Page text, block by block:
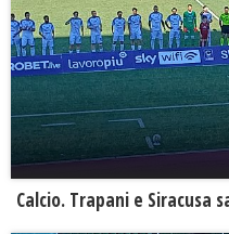
Calcio. Trapani e Siracusa